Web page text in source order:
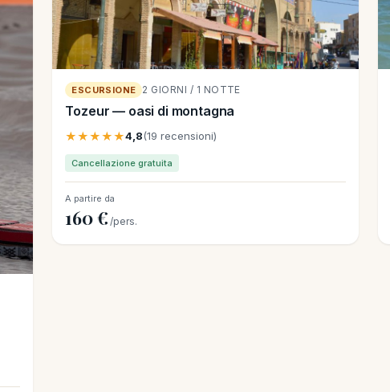
ESCURSIONE 2 GIORNI / 1 NOTTE
Tozeur — oasi di montagna
★★★★★4,8(19 recensioni)
Cancellazione gratuita
A partire da
160 € /pers.